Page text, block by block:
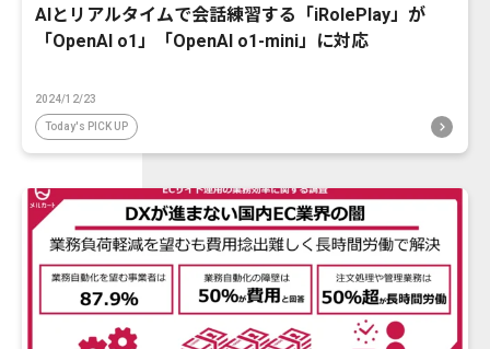
AIとリアルタイムで会話練習する「iRolePlay」が
「OpenAI o1」「OpenAI o1-mini」に対応
2024/12/23
Today's PICK UP